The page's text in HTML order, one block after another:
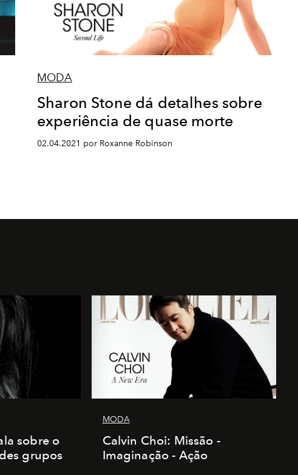
MODA
Sharon Stone dá detalhes sobre
experiência de quase morte
02.04.2021 por Roxanne Robinson
sobre o
grupos
MODA
Calvin Choi: Missão -
Imaginação - Ação